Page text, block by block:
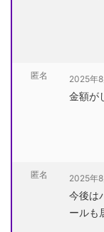
匿名 2025年
金額が
匿名 2025年
今後は
ールも